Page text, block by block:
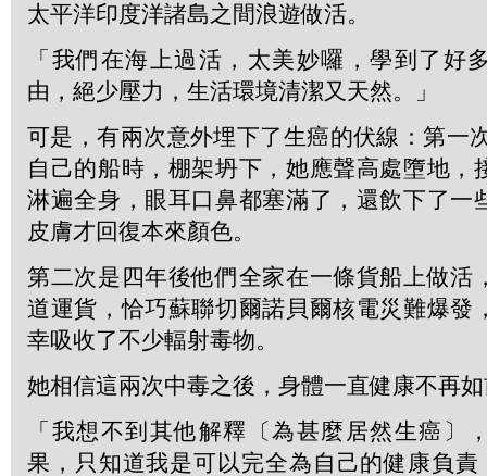
太平洋印度洋諸島之間浪遊做活。
「我們在海上過活，太美妙囉，學到了
由，絕少壓力，生活環境清潔又天然。」
可是，有兩次意外埋下了生癌的伏線：第一
自己的船時，棚架坍下，她應聲高處墮地，
淋遍全身，眼耳口鼻都塞滿了，還飲下了一
皮膚才回復本來顏色。
第二次是四年後他們全家在一條貨船上做活
道運貨，恰巧蘇聯切爾諾貝爾核電災難爆發
幸吸收了不少輻射毒物。
她相信這兩次中毒之後，身體一直健康不再
「我想不到其他解釋〔為甚麼居然生癌
果，只知道我是可以完全為自己的健康負